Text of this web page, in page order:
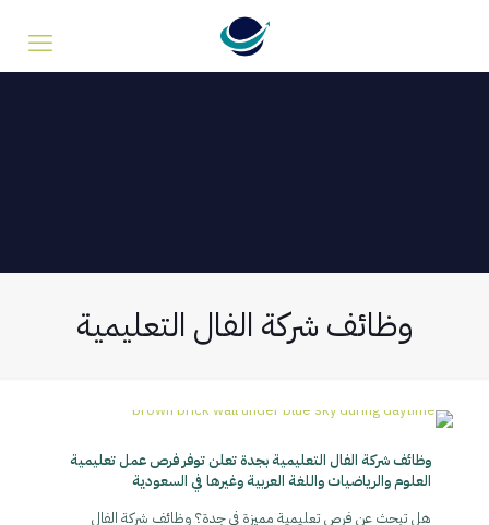
وظائف شركة الفال التعليمية
وظائف شركة الفال التعليمية بجدة تعلن توفر فرص عمل تعليمية
العلوم والرياضيات واللغة العربية وغيرها في السعودية
هل تبحث عن فرص تعليمية مميزة في جدة؟ وظائف شركة الفال